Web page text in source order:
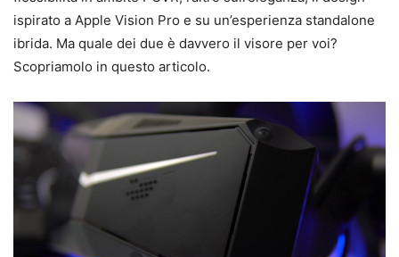
ispirato a Apple Vision Pro e su un’esperienza standalone
ibrida. Ma quale dei due è davvero il visore per voi?
Scopriamolo in questo articolo.